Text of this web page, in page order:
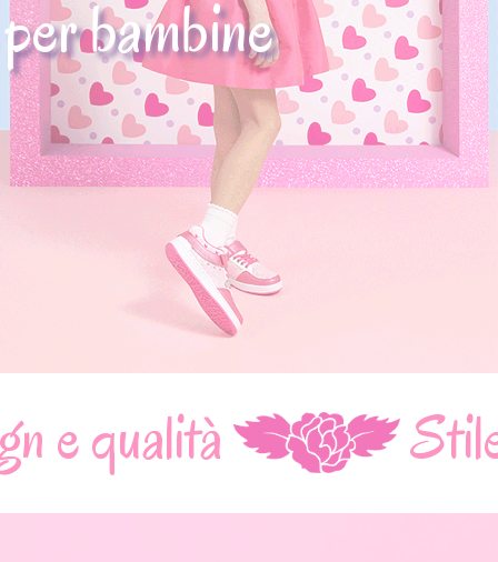
bambine
Stile unico e